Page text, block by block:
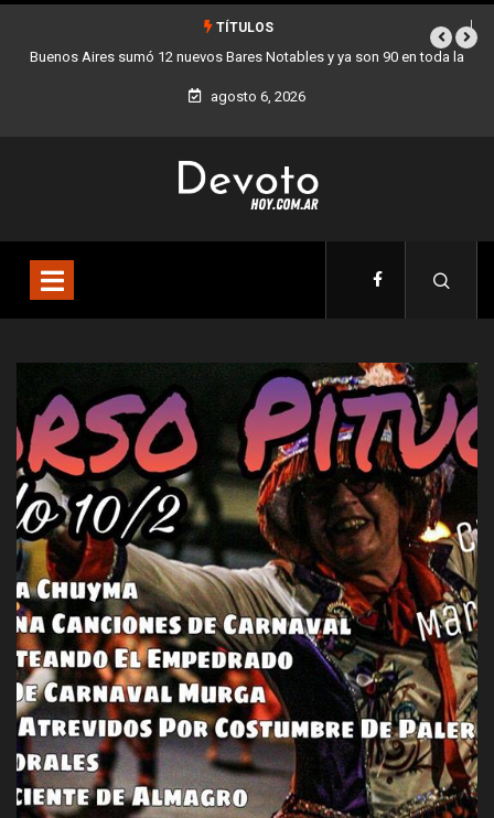
TÍTULOS
en toda la Los stands móviles de la Ciudad llegan esta semana a Villa
agosto 6, 2026